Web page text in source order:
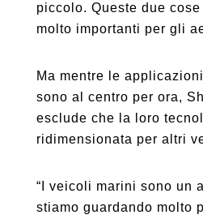
piccolo. Queste due
molto importanti per gli
Ma mentre le
sono al centro per ora,
esclude che la loro
ridimensionata per altri
“I veicoli marini sono un
stiamo guardando molto